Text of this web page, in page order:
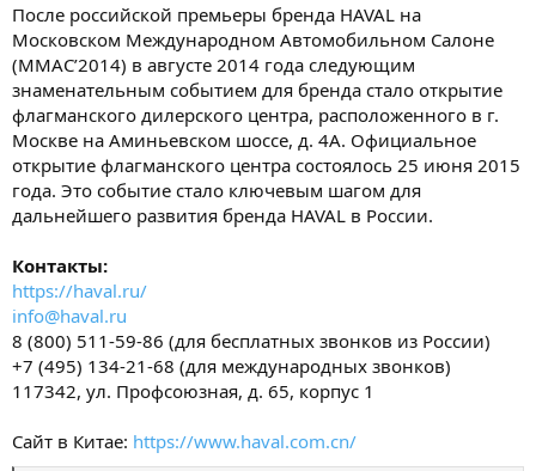
После российской премьеры бренда HAVAL на
Московском Международном Автомобильном Салоне
(ММАС’2014) в августе 2014 года следующим
знаменательным событием для бренда стало открытие
флагманского дилерского центра, расположенного в г.
Москве на Аминьевском шоссе, д. 4А. Официальное
открытие флагманского центра состоялось 25 июня 2015
года. Это событие стало ключевым шагом для
дальнейшего развития бренда HAVAL в России.
Контакты:
https://haval.ru/
info@haval.ru
8 (800) 511-59-86 (для бесплатных звонков из России)
+7 (495) 134-21-68 (для международных звонков)
117342, ул. Профсоюзная, д. 65, корпус 1
Сайт в Китае: https://www.haval.com.cn/